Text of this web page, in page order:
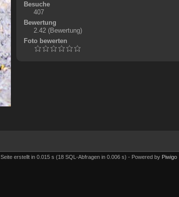
Besuche
407
Bewertung
2.42 (Bewertung)
Foto bewerten
Seite erstellt in 0.015 s (18 SQL-Abfragen in 0.006 s) - Powered by Piwigo